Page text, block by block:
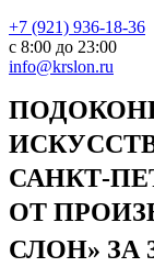
+7 (921) 936-18-36
с 8:00 до 23:00
info@krslon.ru
САНКТ-
ОТ
СЛОН» ЗА